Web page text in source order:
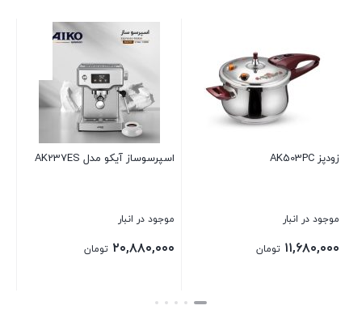
اسپرسوساز آیکو مدل AK237ES
۲۰,۸۸۰,۰۰۰ تومان
اتو بخار آیکو مدل AK148SI
۱۰,۷۲۰,۰۰۰